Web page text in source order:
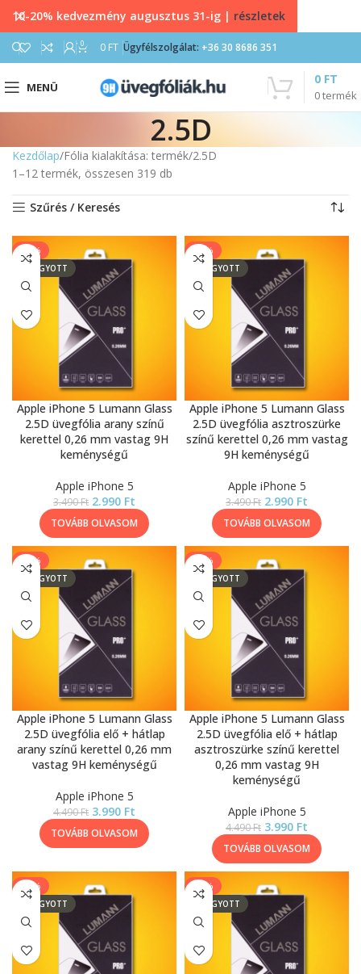
0 0 FT Ügyfélszolgálat: +36 30 8686 351
MENÜ
0termék
0 FT
2.5D
Kezdőlap Fólia kialakítása: termék 2.5D
1–12 termék, összesen 319 db
Szűrés / Keresés
-14%
ELFOGYOTT
Apple iPhone 5 Lumann Glass
2.5D üvegfólia arany színű
kerettel 0,26 mm vastag 9H
keménységű
Apple iPhone 5
3.490Ft 2.990 Ft
TOVÁBB OLVASOM
-14%
ELFOGYOTT
Apple iPhone 5 Lumann Glass
2.5D üvegfólia asztroszürke
színű kerettel 0,26 mm vastag
9H keménységű
Apple iPhone 5
3.490Ft 2.990 Ft
TOVÁBB OLVASOM
-11%
ELFOGYOTT
Apple iPhone 5 Lumann Glass
2.5D üvegfólia elő + hátlap
arany színű kerettel 0,26 mm
vastag 9H keménységű
Apple iPhone 5
4.490Ft 3.990 Ft
TOVÁBB OLVASOM
-11%
ELFOGYOTT
Apple iPhone 5 Lumann Glass
2.5D üvegfólia elő + hátlap
asztroszürke színű kerettel
0,26 mm vastag 9H
keménységű
Apple iPhone 5
4.490Ft 3.990 Ft
TOVÁBB OLVASOM
-11%
ELFOGYOTT
-14%
ELFOGYOTT
10-20% kedvezmény augusztus 31-ig | részletek